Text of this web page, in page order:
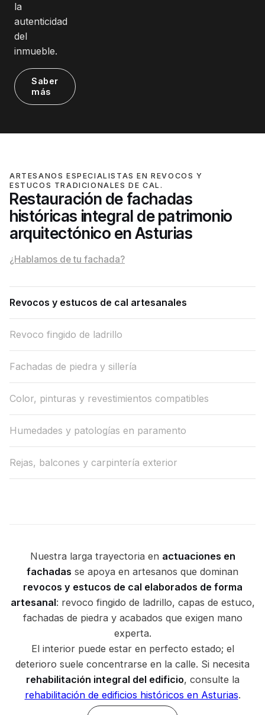
la
autenticidad
del
inmueble.
Saber
más
ARTESANOS ESPECIALISTAS EN REVOCOS Y
ESTUCOS TRADICIONALES DE CAL.
Restauración de fachadas
históricas integral de patrimonio
arquitectónico en Asturias
¿Hablamos de tu fachada?
Revocos y estucos de cal artesanales
Revoco fingido de ladrillo
Fachadas de piedra y sillería
Color, pinturas y revestimientos compatibles
Humedades y patologías en paramento
Rejas, balcones y carpintería exterior
Nuestra larga trayectoria en actuaciones en
fachadas se apoya en artesanos que dominan
revocos y estucos de cal elaborados de forma
artesanal: revoco fingido de ladrillo, capas de estuco,
fachadas de piedra y acabados que exigen mano
experta.
El interior puede estar en perfecto estado; el
deterioro suele concentrarse en la calle. Si necesita
rehabilitación integral del edificio, consulte la
rehabilitación de edificios históricos en Asturias.